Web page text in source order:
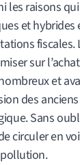
les raisons
et hybrides
fiscales.
sur
et
des
Sans
circuler en